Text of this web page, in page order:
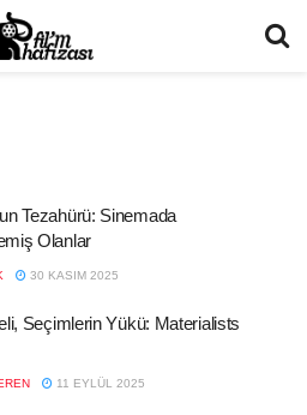
Tezahürü: Sinemada
Olanlar
30 KASIM 2025
Seçimlerin Yükü: Materialists
11 EYLÜL 2025